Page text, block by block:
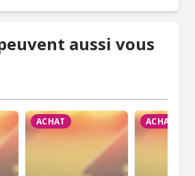
aussi vous
ACHAT ACHAT